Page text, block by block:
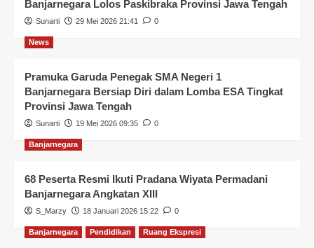
Banjarnegara Lolos Paskibraka Provinsi Jawa Tengah
Sunarti 29 Mei 2026 21:41 0
News
Pramuka Garuda Penegak SMA Negeri 1
Banjarnegara Bersiap Diri dalam Lomba ESA Tingkat
Provinsi Jawa Tengah
Sunarti 19 Mei 2026 09:35 0
Banjarnegara
68 Peserta Resmi Ikuti Pradana Wiyata Permadani
Banjarnegara Angkatan XIII
S_Marzy 18 Januari 2026 15:22 0
Banjarnegara Pendidikan Ruang Ekspresi